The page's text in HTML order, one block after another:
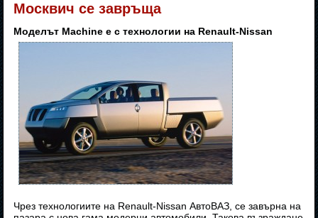
Москвич се завръща
Моделът Machine е с технологии на Renault-Nissan
Чрез технологиите на Renault-Nissan АвтоВАЗ, се завърна на